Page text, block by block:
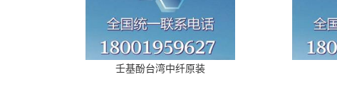
壬基酚台湾中纤原装